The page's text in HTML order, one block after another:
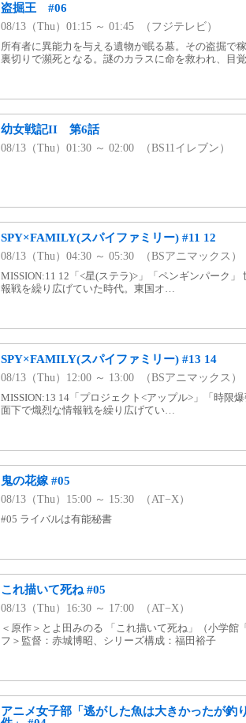
盗掘王 #06
08/13（Thu）01:15 ～ 01:45 （フジテレビ）
所有者に異能力を与える遺物が眠る墓。その盗掘で
裏切りで瀕死となる。謎のカラスに命を救われ、目
幼女戦記II 第6話
08/13（Thu）01:30 ～ 02:00 （BS11イレブン）
SPY×FAMILY(スパイファミリー) #11 12
08/13（Thu）04:30 ～ 05:30 （BSアニマックス）
MISSION:11 12「<星(ステラ)>」「ペンギンパーク
報戦を繰り広げていた時代。東国オ…
SPY×FAMILY(スパイファミリー) #13 14
08/13（Thu）12:00 ～ 13:00 （BSアニマックス）
MISSION:13 14「プロジェクト<アップル>」「時限
面下で熾烈な情報戦を繰り広げてい…
鬼の花嫁 #05
08/13（Thu）15:00 ～ 15:30 （AT−X）
#05 ライバルは有能秘書
これ描いて死ね #05
08/13（Thu）16:30 ～ 17:00 （AT−X）
＜原作＞とよ田みのる 「これ描いて死ね」（小学館
フ＞監督：赤城博昭、シリーズ構成：福田裕子
アニメ女子部「逃がした魚は大きかったが釣